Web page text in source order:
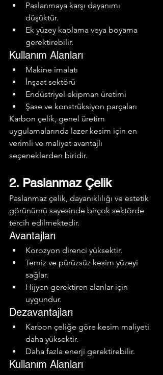
Paslanmaya karşı dayanımı
düşüktür.
Ek yüzey kaplama veya boyama
gerektirebilir.
Kullanım Alanları
Makine imalatı
İnşaat sektörü
Endüstriyel ekipman üretimi
Şase ve konstrüksiyon parçaları
Karbon çelik, genel üretim
uygulamalarında lazer kesim için en
verimli ve maliyet avantajlı
seçeneklerden biridir.
2. Paslanmaz Çelik
Paslanmaz çelik, dayanıklılığı ve estetik
görünümü sayesinde birçok sektörde
tercih edilmektedir.
Avantajları
Korozyon direnci yüksektir.
Temiz ve pürüzsüz kesim yüzeyi
sağlar.
Hijyen gerektiren alanlar için
uygundur.
Dezavantajları
Karbon çeliğe göre kesim maliyeti
daha yüksektir.
Daha fazla enerji gerektirebilir.
Kullanım Alanları